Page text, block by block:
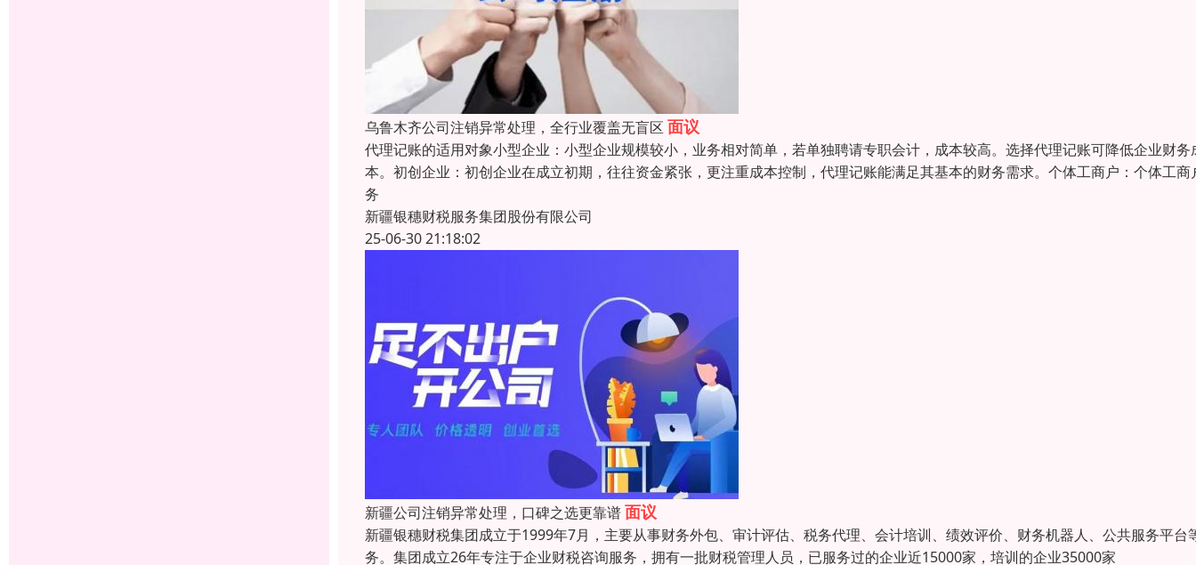
乌鲁木齐公司注销异常处理，全行业覆盖无盲区 面议
代理记账的适用对象小型企业：小型企业规模较小，业务相对简单，若单独聘请专职会计，成本较高。选择代理记账可降低企业财务
本。初创企业：初创企业在成立初期，往往资金紧张，更注重成本控制，代理记账能满足其基本的财务需求。个体工商户：个体工商
务
新疆银穗财税服务集团股份有限公司
25-06-30 21:18:02
新疆公司注销异常处理，口碑之选更靠谱面议
新疆银穗财税集团成立于1999年7月，主要从事财务外包、审计评估、税务代理、会计培训、绩效评价、财务机器人、公共服务平台
务。集团成立26年专注于企业财税咨询服务，拥有一批财税管理人员，已服务过的企业近15000家，培训的企业35000家